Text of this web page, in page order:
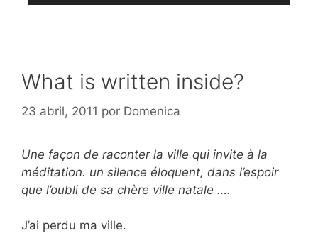
What is written inside?
23 abril, 2011 por Domenica
Une façon de raconter la ville qui invite à la
méditation. un silence éloquent, dans l’espoir
que l’oubli de sa chère ville natale ….
J’ai perdu ma ville.